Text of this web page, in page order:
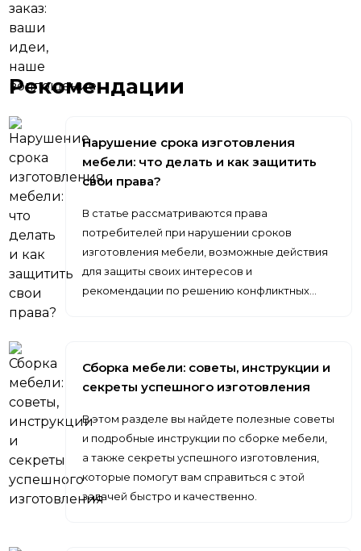
Рекомендации
Нарушение срока изготовления
мебели: что делать и как защитить
свои права?
В статье рассматриваются права
потребителей при нарушении сроков
изготовления мебели, возможные действия
для защиты своих интересов и
рекомендации по решению конфликтных…
Сборка мебели: советы, инструкции и
секреты успешного изготовления
В этом разделе вы найдете полезные советы
и подробные инструкции по сборке мебели,
а также секреты успешного изготовления,
которые помогут вам справиться с этой
задачей быстро и качественно.